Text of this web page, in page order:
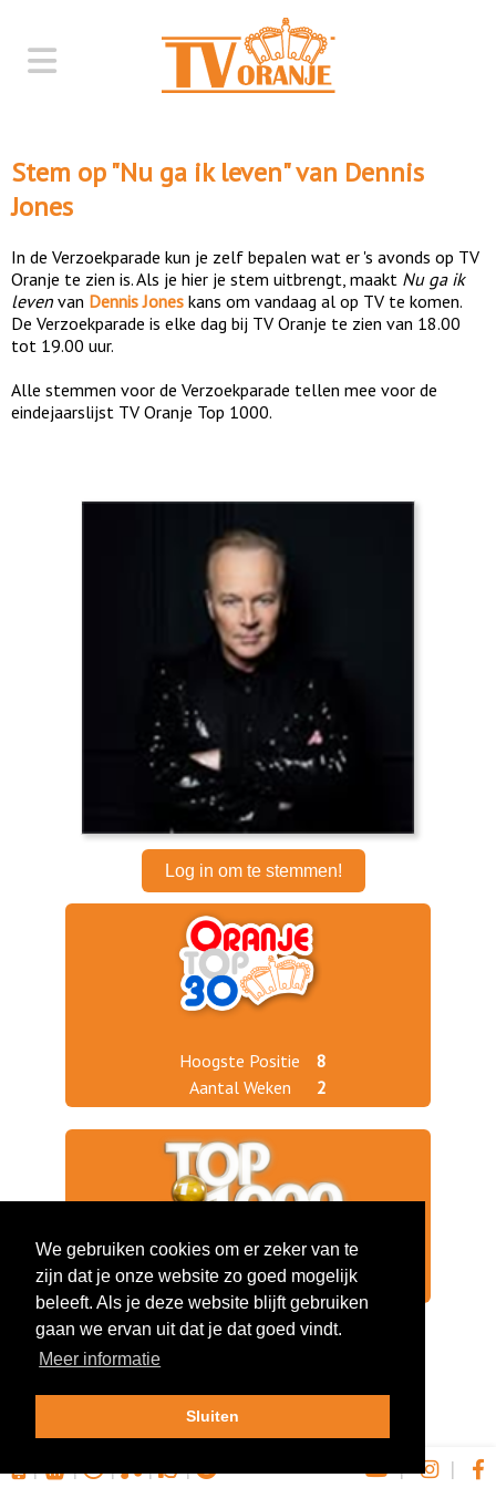
Stem op "Nu ga ik leven" van Dennis
Jones
In de Verzoekparade kun je zelf bepalen wat er 's avonds op TV
Oranje te zien is. Als je hier je stem uitbrengt, maakt Nu ga ik
leven van Dennis Jones kans om vandaag al op TV te komen.
De Verzoekparade is elke dag bij TV Oranje te zien van 18.00
tot 19.00 uur.
Alle stemmen voor de Verzoekparade tellen mee voor de
eindejaarslijst TV Oranje Top 1000.
Log in om te stemmen!
Hoogste Positie
8
Aantal Weken
2
Jaargang 2019 432
| | | | | | |
We gebruiken cookies om er zeker van te
zijn dat je onze website zo goed mogelijk
beleeft. Als je deze website blijft gebruiken
gaan we ervan uit dat je dat goed vindt.
Meer informatie
Sluiten